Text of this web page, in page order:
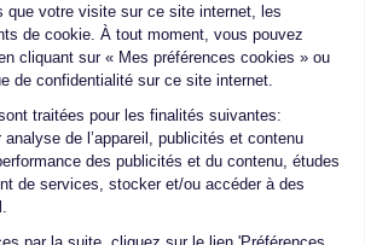
que votre visite sur ce site internet, les
de cookie. À tout moment, vous pouvez
cliquant sur « Mes préférences cookies » ou
de confidentialité sur ce site internet.
traitées pour les finalités suivantes:
de l’appareil, publicités et contenu
des publicités et du contenu, études
de services, stocker et/ou accéder à des
Axeptio consent
Besoin d'infos ?
Conditions garantie 30 mois
Avis vérifiés
CGU Mangopay